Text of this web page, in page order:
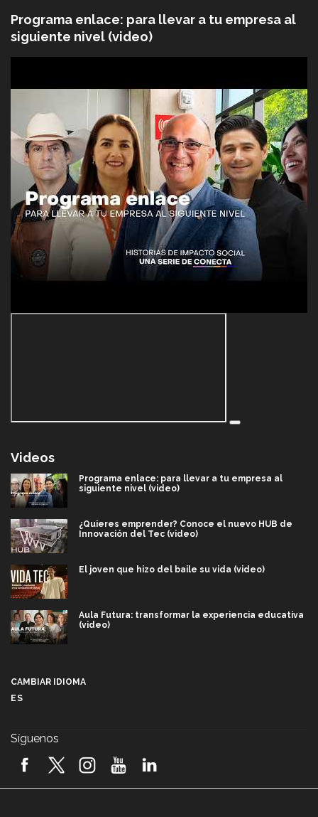
Programa enlace: para llevar a tu empresa al
siguiente nivel (video)
Videos
Programa enlace: para llevar a tu empresa al
siguiente nivel (video)
¿Quieres emprender? Conoce el nuevo HUB de
Innovación del Tec (video)
El joven que hizo del baile su vida (video)
Aula Futura: transformar la experiencia educativa
(video)
2026! (video)
CAMBIAR IDIOMA
ES
Síguenos